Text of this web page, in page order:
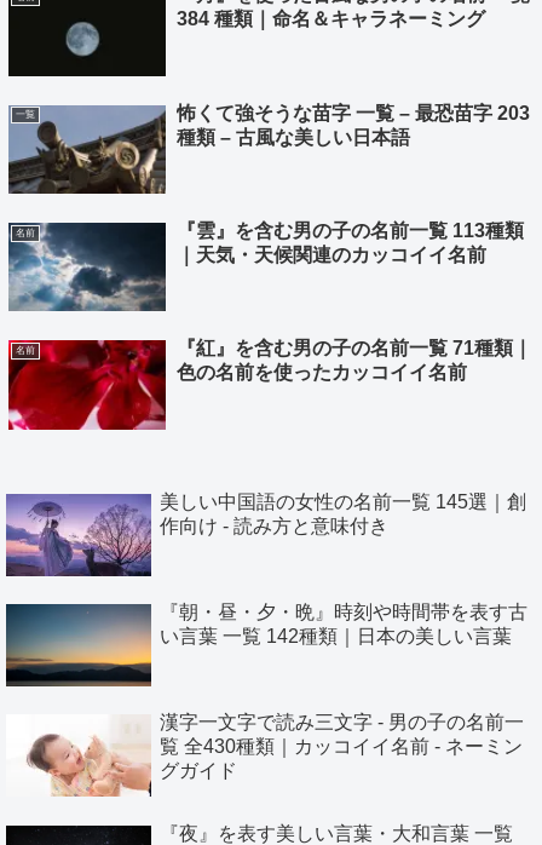
384 種類｜命名＆キャラネーミング
一覧
怖くて強そうな苗字 一覧 – 最恐苗字 203
種類 – 古風な美しい日本語
名前
『雲』を含む男の子の名前一覧 113種類
｜天気・天候関連のカッコイイ名前
名前
『紅』を含む男の子の名前一覧 71種類｜
色の名前を使ったカッコイイ名前
美しい中国語の女性の名前一覧 145選｜創
作向け - 読み方と意味付き
『朝・昼・夕・晩』時刻や時間帯を表す古
い言葉 一覧 142種類｜日本の美しい言葉
漢字一文字で読み三文字 - 男の子の名前一
覧 全430種類｜カッコイイ名前 - ネーミン
グガイド
『夜』を表す美しい言葉・大和言葉 一覧